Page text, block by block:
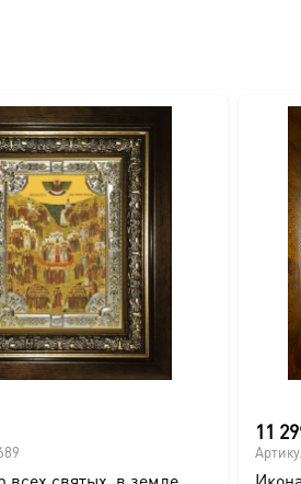
прекрасным духовным подарком:
(именины) — в честь небесного
ребенка или взрослого.
как символ защиты и
или годовщину брака (для парных
для освящения домашнего очага.
11